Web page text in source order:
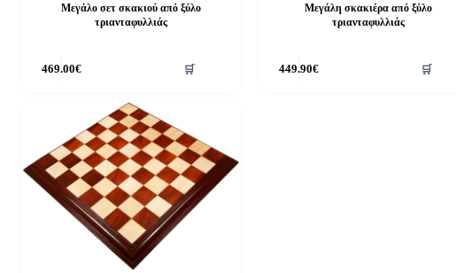
Μεγάλο σετ σκακιού από ξύλο
τριανταφυλλιάς
469.00€ 🛒
Μεγάλη σκακιέρα από ξύλο
τριανταφυλλιάς
449.90€ 🛒